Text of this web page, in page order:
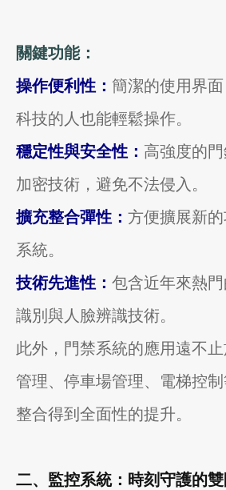
關鍵功能：
操作便利性： 簡潔的使用界
科技的人也能輕鬆操作。
穩定性與安全性： 高強度的
加密技術，避免不法侵入。
擴充整合彈性： 方便擴展新
系統。
技術先進性： 包含近年來熱
識別與人臉辨識技術。
此外，門禁系統的應用遠不
管理、停車場管理、電梯控
整合得到全面性的提升。
二、監控系統：時刻守護的